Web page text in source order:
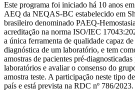
Este programa foi iniciado há 10 anos
AEQ da NEQAS-BC estabelecido em
brasileiro denominado PAEQ-
acreditação na norma ISO/IEC
a única ferramenta de qualidade capaz
diagnóstica de um laboratório, e tem
amostras de pacientes pré-
laboratórios e avaliar o consenso do
amostra teste. A participação neste tipo
país e está prevista na RDC nº 786/2023.